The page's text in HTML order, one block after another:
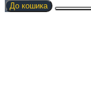
До кошика